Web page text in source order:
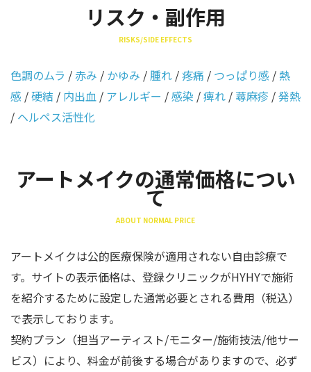
リスク・副作用
RISKS/SIDE EFFECTS
色調のムラ / 赤み / かゆみ /腫れ /疼痛 / つっぱり感 / 熱
感 /硬結 / 内出血 / アレルギー /感染 /痺れ / 蕁麻疹 /発熱
/ ヘルペス活性化
アートメイクの通常価格につい
て
ABOUT NORMAL PRICE
アートメイクは公的医療保険が適用されない自由診療で
す。サイトの表示価格は、登録クリニックがHYHYで施術
を紹介するために設定した通常必要とされる費用（税込）
で表示しております。
契約プラン（担当アーティスト/モニター/施術技法/他サー
ビス）により、料金が前後する場合がありますので、必ず